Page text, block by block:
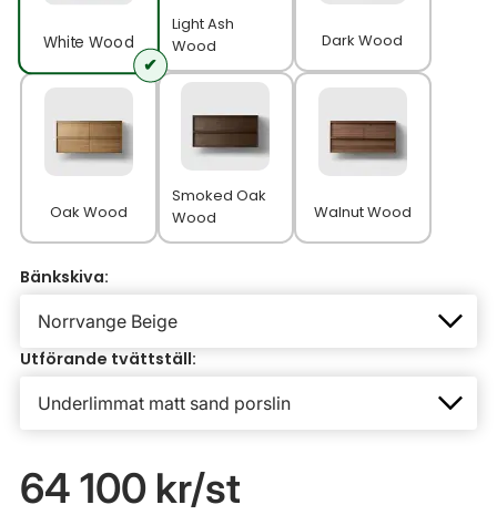
White Wood
Light Ash
Wood
Dark Wood
Oak Wood
Smoked Oak
Wood
Walnut Wood
Bänkskiva:
Utförande tvättställ:
64 100 kr/st